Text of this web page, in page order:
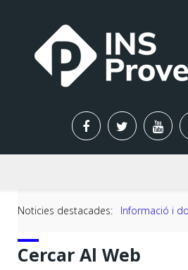
Noticies destacades: Informació i
curs 2026-2027
Cercar Al Web